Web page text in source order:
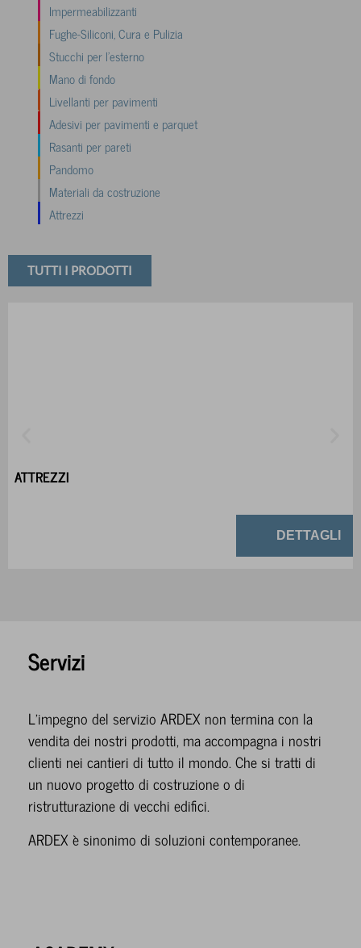
Impermeabilizzanti
Fughe-Siliconi, Cura e Pulizia
Stucchi per l'esterno
Mano di fondo
Livellanti per pavimenti
Adesivi per pavimenti e parquet
Rasanti per pareti
Pandomo
Materiali da costruzione
Attrezzi
TUTTI I PRODOTTI
ATTREZZI
DETTAGLI
Servizi
L’impegno del servizio ARDEX non termina con la
vendita dei nostri prodotti, ma accompagna i nostri
clienti nei cantieri di tutto il mondo. Che si tratti di
un nuovo progetto di costruzione o di
ristrutturazione di vecchi edifici.
ARDEX è sinonimo di soluzioni contemporanee.